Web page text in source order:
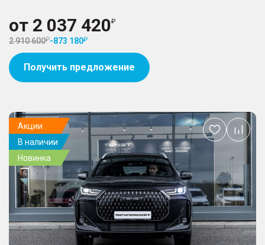
от 2 037 420
2 910 600 -873 180
Получить предложение
Акции
В наличии
Новинка
Добавить
в
избранное